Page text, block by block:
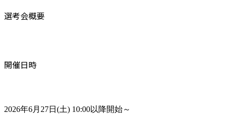
選考会概要
開催日時
2026年6月27日(土) 10:00以降開始～